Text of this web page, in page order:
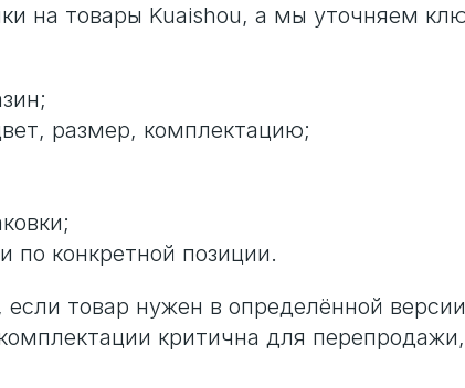
на товары Kuaishou, а мы уточняем
размер, комплектацию;
по конкретной позиции.
если товар нужен в определённой
критична для